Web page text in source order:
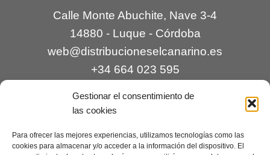
Gestionar el consentimiento de
las cookies
Para ofrecer las mejores experiencias, utilizamos tecnologías como las
cookies para almacenar y/o acceder a la información del dispositivo. El
Calle Monte Abuchite, Nave 3-4
14880 - Luque - Córdoba
web@distribucioneselcanarino.es
+34 664 023 595